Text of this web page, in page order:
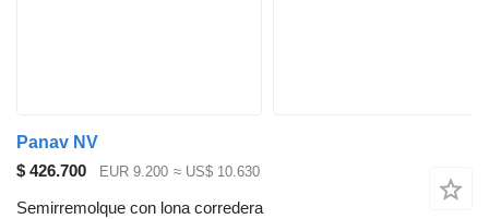
Panav NV
$ 426.700
EUR 9.200 ≈ US$ 10.630
Semirremolque con lona corredera